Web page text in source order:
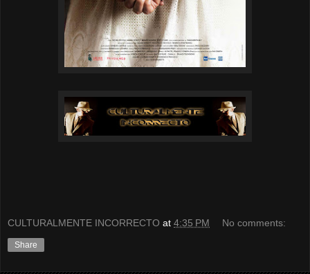
CULTURALMENTE INCORRECTO at 4:35 PM No comments:
Share